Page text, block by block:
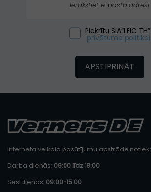
Piekrītu SIA”LEIC TH”
privātuma politikai
APSTIPRINĀT
Interneta veikala pasūtījumu apstrāde notiek:
Darba dienās: 09:00 līdz 18:00
Sestdienās: 09:00-15:00